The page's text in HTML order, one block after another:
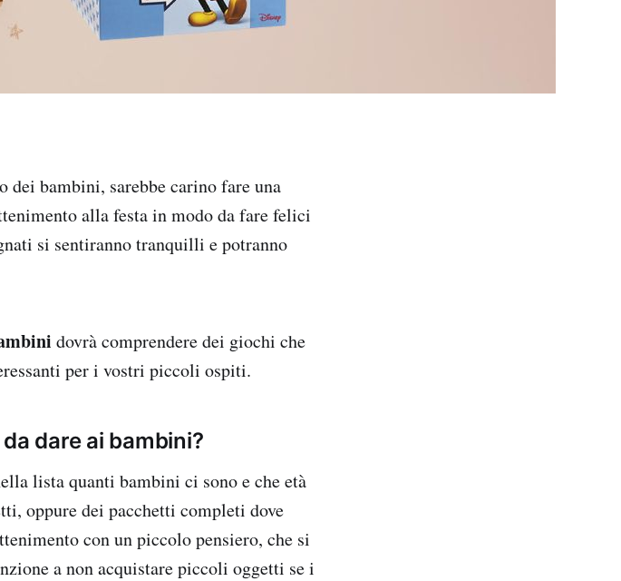
bambini, sarebbe carino fare una
alla festa in modo da fare felici
si sentiranno tranquilli e potranno
dovrà comprendere dei giochi che
per i vostri piccoli ospiti.
dare ai bambini?
lista quanti bambini ci sono e che età
oppure dei pacchetti completi dove
con un piccolo pensiero, che si
a non acquistare piccoli oggetti se i